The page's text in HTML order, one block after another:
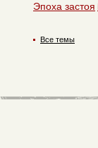
Эпоха застоя
Все темы